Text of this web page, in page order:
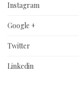
Instagram
Google +
Twitter
Linkedin